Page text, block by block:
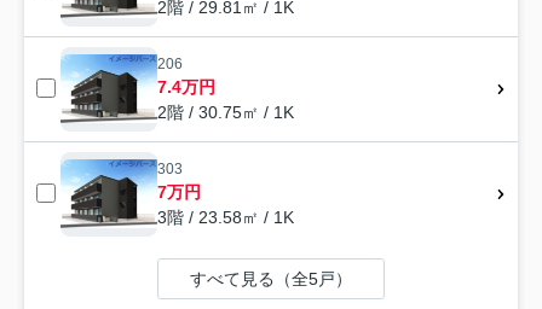
2階 / 29.81㎡ / 1K
206
7.4万円
2階 / 30.75㎡ / 1K
303
7万円
3階 / 23.58㎡ / 1K
すべて見る（全5戸）